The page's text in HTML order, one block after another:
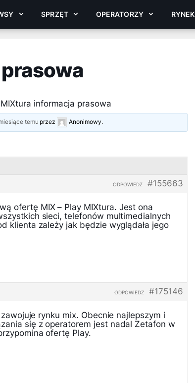
SPRZĘT OPERATORZY RYNEK
informacja prasowa
temu przez Anonimowy.
#155663
ODPOWIEDZ
ofertę MIX – Play MIXtura. Jest ona
sieci, telefonów multimedialnych
klienta zależy jak będzie wyglądała jego
#175146
ODPOWIEDZ
rynku mix. Obecnie najlepszym i
się z operatorem jest nadal Zetafon w
ofertę Play.